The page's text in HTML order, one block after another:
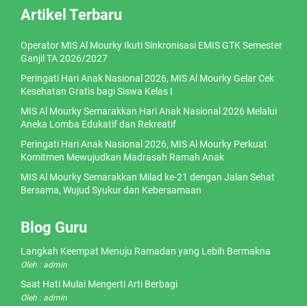
Artikel Terbaru
Operator MIS Al Mourky Ikuti Sinkronisasi EMIS GTK Semester
Ganjil TA 2026/2027
Peringati Hari Anak Nasional 2026, MIS Al Mourky Gelar Cek
Kesehatan Gratis bagi Siswa Kelas I
MIS Al Mourky Semarakkan Hari Anak Nasional 2026 Melalui
Aneka Lomba Edukatif dan Rekreatif
Peringati Hari Anak Nasional 2026, MIS Al Mourky Perkuat
Komitmen Mewujudkan Madrasah Ramah Anak
MIS Al Mourky Semarakkan Milad ke-21 dengan Jalan Sehat
Bersama, Wujud Syukur dan Kebersamaan
Blog Guru
Langkah Keempat Menuju Ramadan yang Lebih Bermakna
Oleh : admin
Saat Hati Mulai Mengerti Arti Berbagi
Oleh : admin